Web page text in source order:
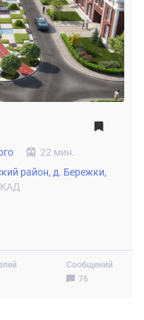
Сообщений
76
22 мин.
район, д. Бережки,